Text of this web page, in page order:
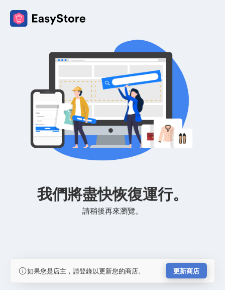
我們將盡快恢復運行。
請稍後再來瀏覽。
如果您是店主，請登錄以更新您的商店。 更新商店